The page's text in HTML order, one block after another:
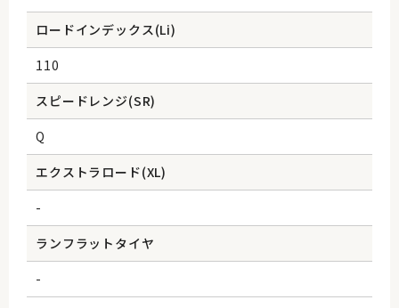
ロードインデックス(Li)
110
スピードレンジ(SR)
Q
エクストラロード(XL)
-
ランフラットタイヤ
-